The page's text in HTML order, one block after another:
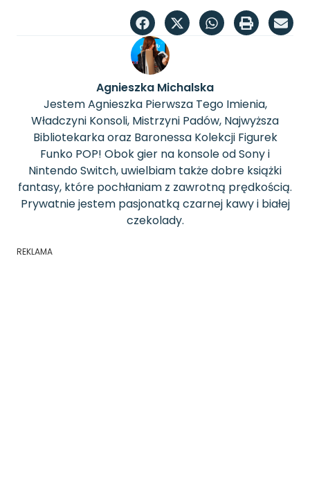
Agnieszka Michalska
Jestem Agnieszka Pierwsza Tego Imienia,
Władczyni Konsoli, Mistrzyni Padów, Najwyższa
Bibliotekarka oraz Baronessa Kolekcji Figurek
Funko POP! Obok gier na konsole od Sony i
Nintendo Switch, uwielbiam także dobre książki
fantasy, które pochłaniam z zawrotną prędkością.
Prywatnie jestem pasjonatką czarnej kawy i białej
czekolady.
REKLAMA